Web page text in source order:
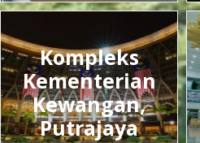
Kompleks
Kementerian
Kewangan,
Putrajaya